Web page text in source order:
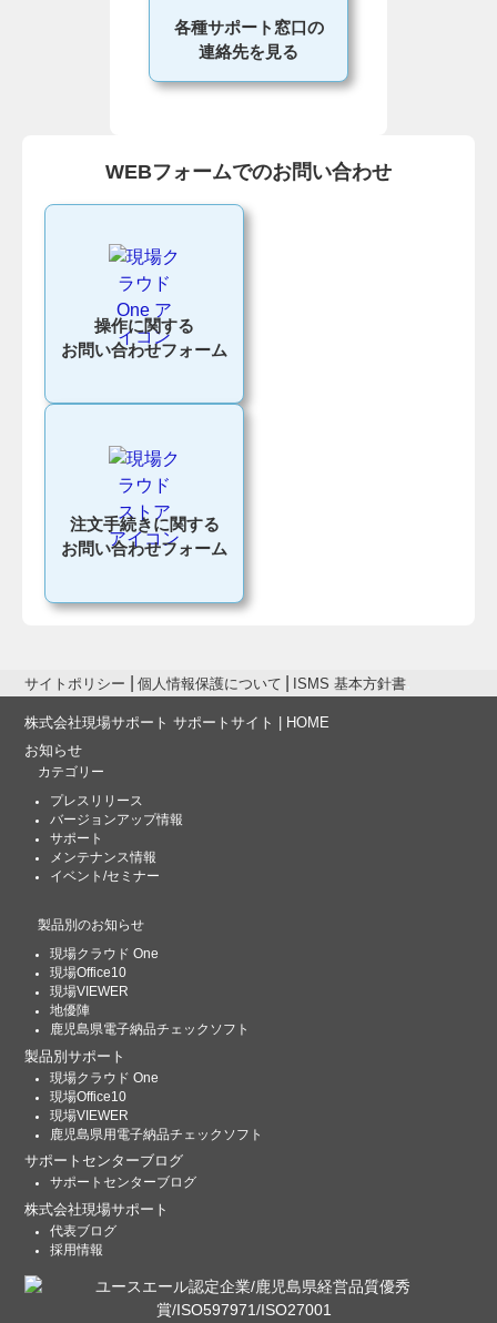
各種サポート窓口の
連絡先を見る
WEBフォームでのお問い合わせ
操作に関する
お問い合わせフォーム
注文手続きに関する
お問い合わせフォーム
サイトポリシー 個人情報保護について ISMS 基本方針書
株式会社現場サポート サポートサイト | HOME
お知らせ
カテゴリー
プレスリリース
バージョンアップ情報
サポート
メンテナンス情報
イベント/セミナー
製品別のお知らせ
現場クラウド One
現場Office10
現場VIEWER
地優陣
鹿児島県電子納品チェックソフト
製品別サポート
現場クラウド One
現場Office10
現場VIEWER
鹿児島県用電子納品チェックソフト
サポートセンターブログ
サポートセンターブログ
株式会社現場サポート
代表ブログ
採用情報